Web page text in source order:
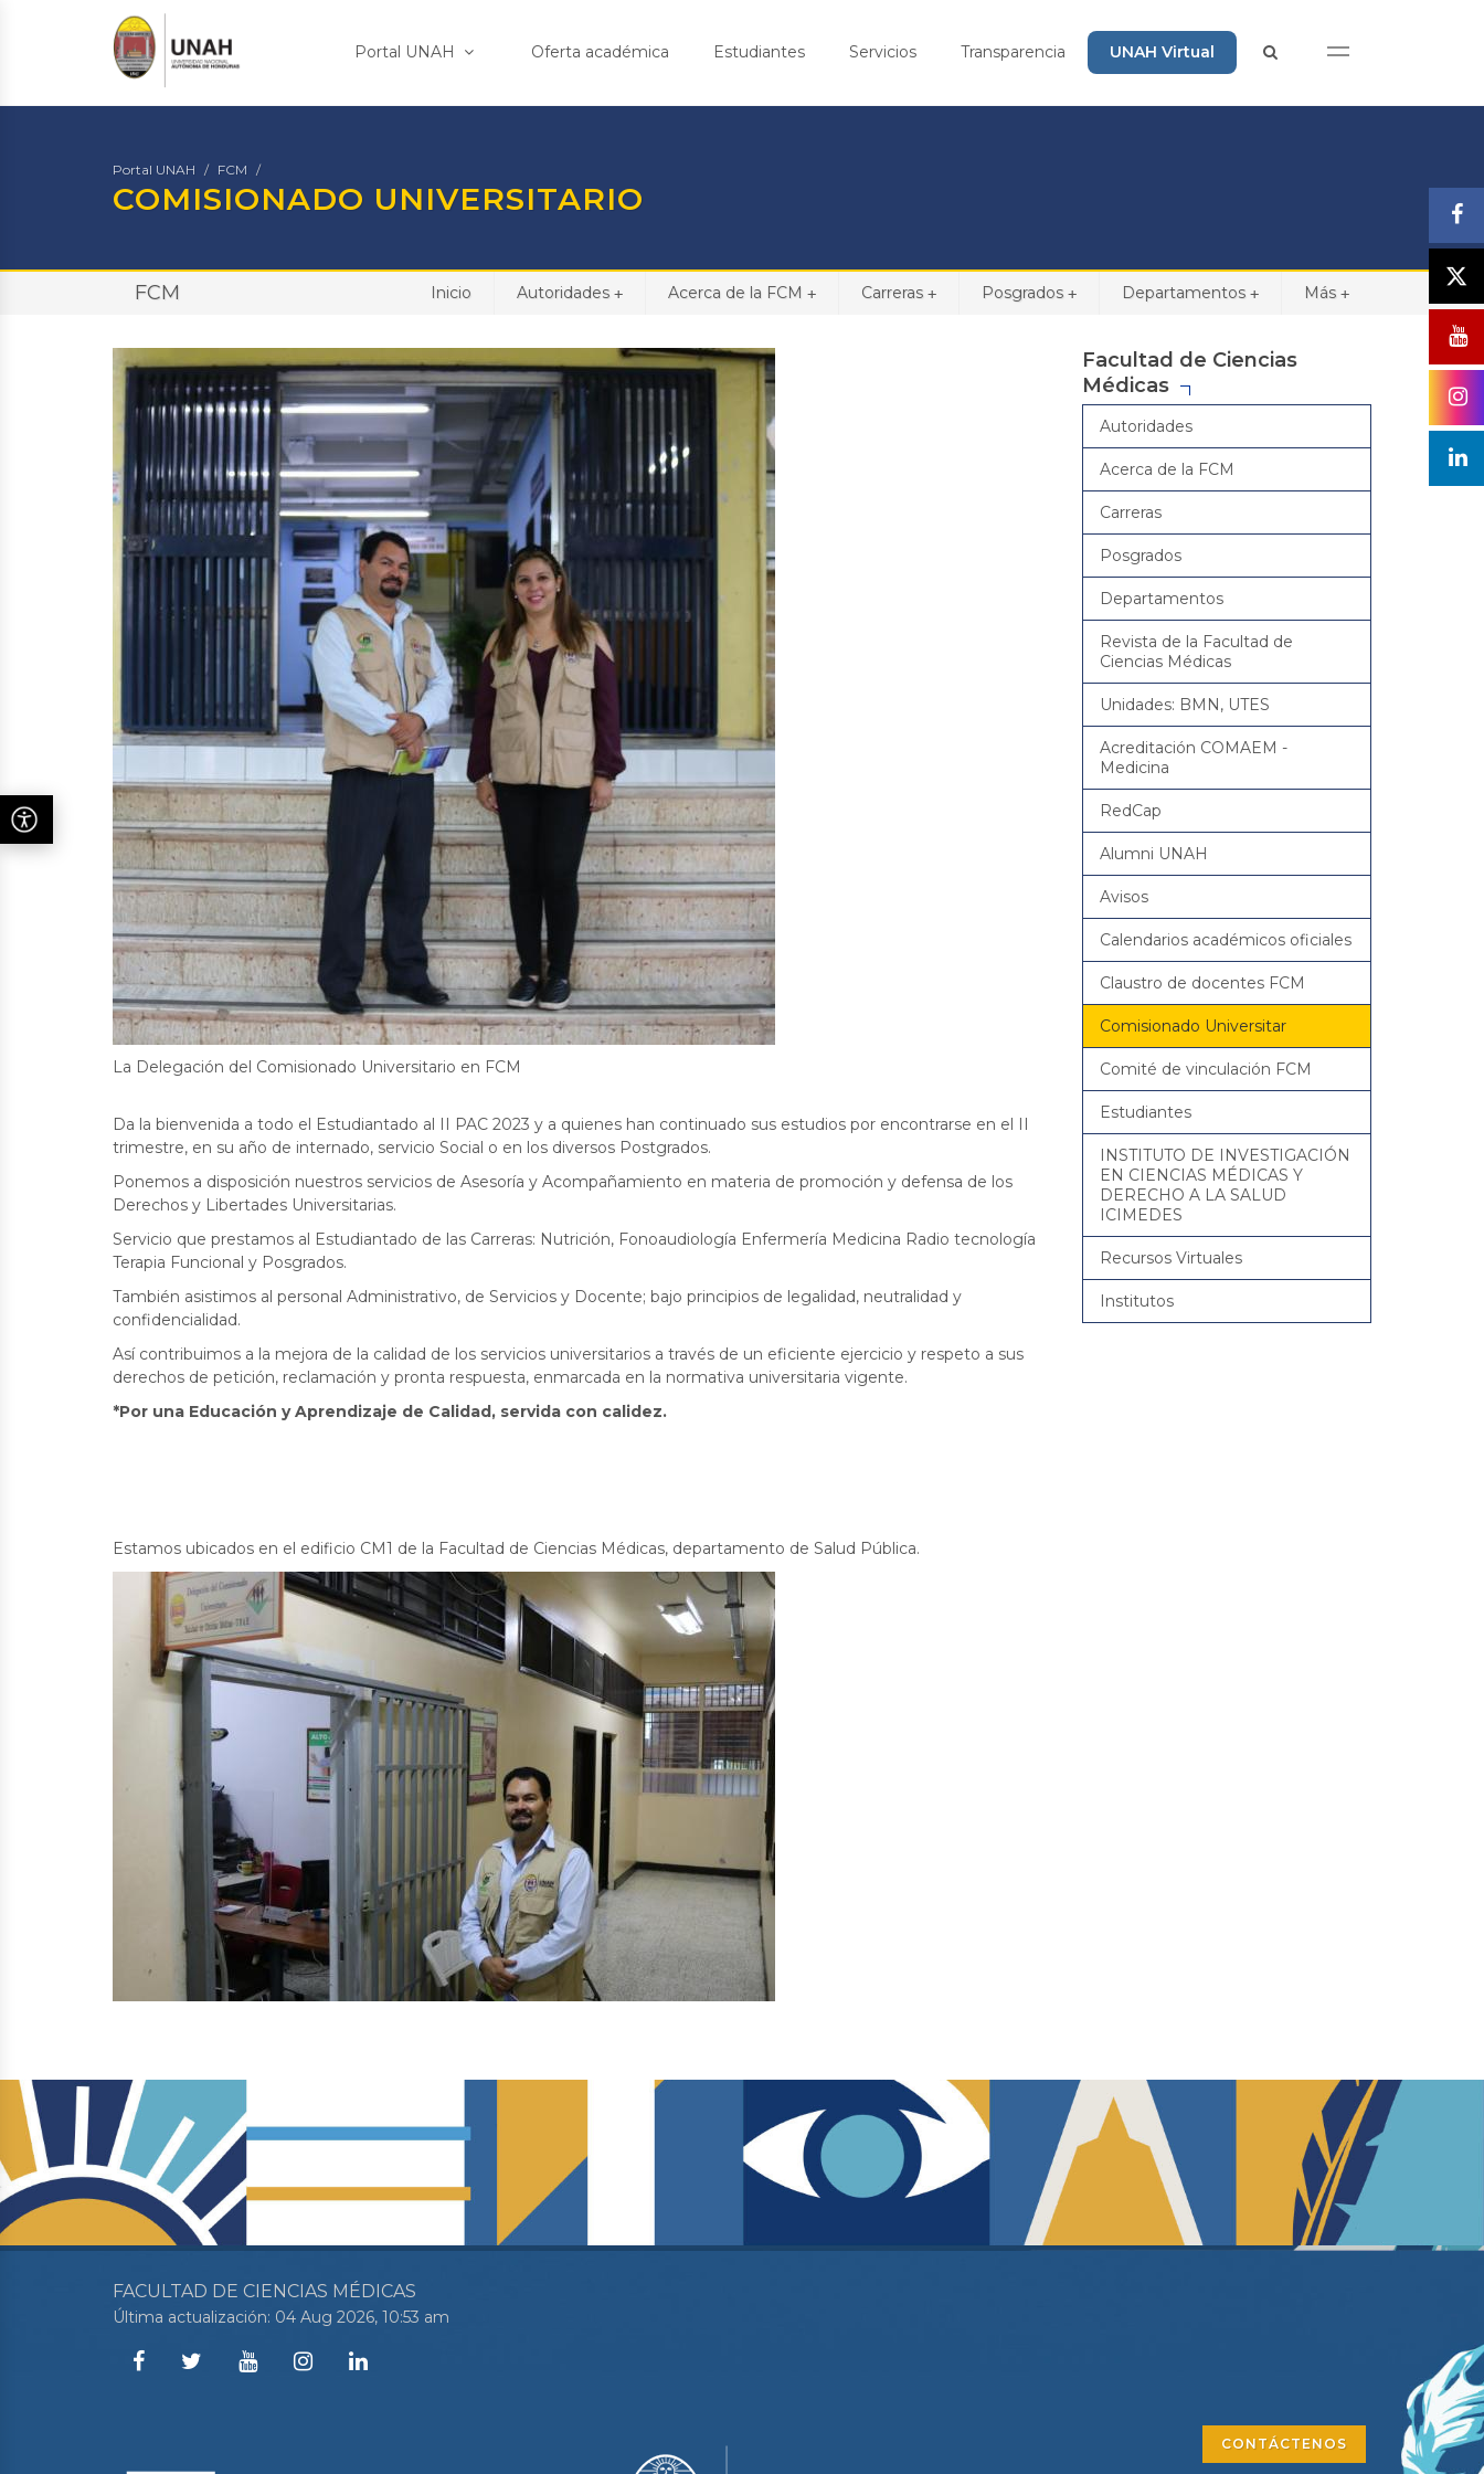
Portal UNAH Oferta académica Estudiantes Servicios Transparencia UNAH Virtual
Portal UNAH FCM
COMISIONADO UNIVERSITARIO
FCM Inicio +
Autoridades +
Acerca de la FCM +
Carreras +
Posgrados +
Departamentos +
Más
La Delegación del Comisionado Universitario en FCM
Da la bienvenida a todo el Estudiantado al II PAC 2023 y a quienes han continuado sus estudios por encontrarse en el II
trimestre, en su año de internado, servicio Social o en los diversos Postgrados.
Ponemos a disposición nuestros servicios de Asesoría y Acompañamiento en materia de promoción y defensa de los
Derechos y Libertades Universitarias.
Servicio que prestamos al Estudiantado de las Carreras: Nutrición, Fonoaudiología Enfermería Medicina Radio tecnología
Terapia Funcional y Posgrados.
También asistimos al personal Administrativo, de Servicios y Docente; bajo principios de legalidad, neutralidad y
confidencialidad.
Así contribuimos a la mejora de la calidad de los servicios universitarios a través de un eficiente ejercicio y respeto a sus
derechos de petición, reclamación y pronta respuesta, enmarcada en la normativa universitaria vigente.
*Por una Educación y Aprendizaje de Calidad, servida con calidez.
Estamos ubicados en el edificio CM1 de la Facultad de Ciencias Médicas, departamento de Salud Pública.
Facultad de Ciencias
Médicas
Autoridades
Acerca de la FCM
Carreras
Posgrados
Departamentos
Revista de la Facultad de
Ciencias Médicas
Unidades: BMN, UTES
Acreditación COMAEM -
Medicina
RedCap
Alumni UNAH
Avisos
Calendarios académicos oficiales
Claustro de docentes FCM
Comisionado Universitar
Comité de vinculación FCM
Estudiantes
INSTITUTO DE INVESTIGACIÓN
EN CIENCIAS MÉDICAS Y
DERECHO A LA SALUD
ICIMEDES
Recursos Virtuales
Institutos
FACULTAD DE CIENCIAS MÉDICAS
Última actualización: 04 Aug 2026, 10:53 am
CONTÁCTENOS